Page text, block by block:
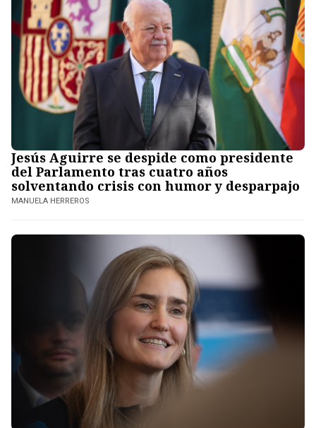
Jesús Aguirre se despide como presidente
del Parlamento tras cuatro años
solventando crisis con humor y desparpajo
MANUELA HERREROS